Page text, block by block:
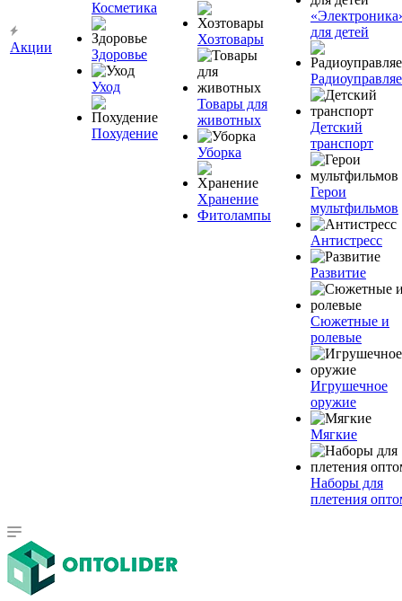
Акции
Косметика
Здоровье
Уход
Похудение
Хозтовары
Товары для
животных
Уборка
Хранение
Фитолампы
для детей
Детский
транспорт
Герои
мультфильмов
Антистресс
Развитие
Сюжетные и
ролевые
Игрушечное
оружие
Мягкие
Наборы для
плетения